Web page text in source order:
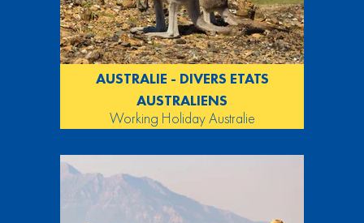
AUSTRALIE - DIVERS ETATS
AUSTRALIENS
Working Holiday Australie